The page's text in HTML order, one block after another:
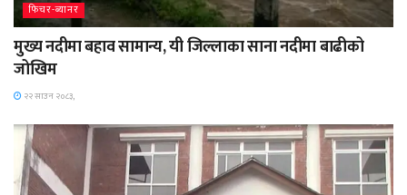
फिचर-ब्यानर
मुख्य नदीमा बहाव सामान्य, यी जिल्लाका साना नदीमा बाढीको
जोखिम
२२ साउन २०८३,